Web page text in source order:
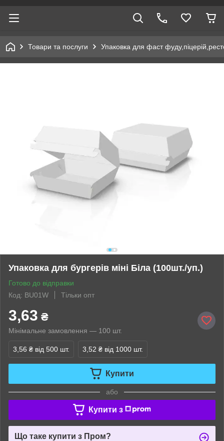
Товари та послуги Упаковка для фаст
Упаковка для бургерів міні Біла (100шт./уп.)
Готово до відправки
Код: BU01W
Тільки опт
3,63 ₴
Мінімальне замовлення — 100 шт.
3,56 ₴ від 500 шт. 3,52 ₴ від 1000 шт.
Купити
або
Купити з
Що таке купити з Пром?